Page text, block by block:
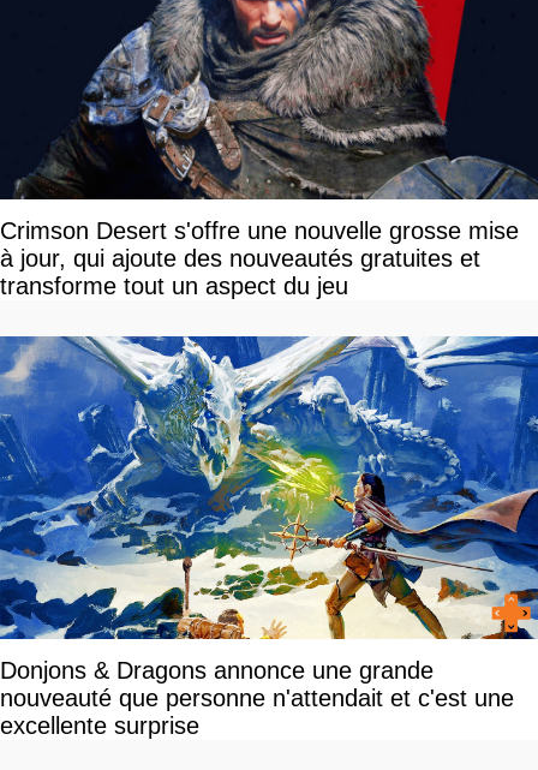
Crimson Desert s'offre une nouvelle grosse mise
à jour, qui ajoute des nouveautés gratuites et
transforme tout un aspect du jeu
Donjons & Dragons annonce une grande
nouveauté que personne n'attendait et c'est une
excellente surprise